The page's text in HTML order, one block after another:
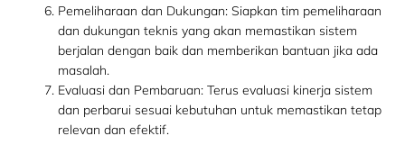
Pemeliharaan dan Dukungan: Siapkan tim pemeliharaan
dan dukungan teknis yang akan memastikan sistem
berjalan dengan baik dan memberikan bantuan jika ada
masalah.
Evaluasi dan Pembaruan: Terus evaluasi kinerja sistem
dan perbarui sesuai kebutuhan untuk memastikan tetap
relevan dan efektif.